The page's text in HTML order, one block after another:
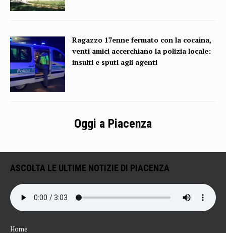
Ragazzo 17enne fermato con la cocaina,
venti amici accerchiano la polizia locale:
insulti e sputi agli agenti
Oggi a Piacenza
ASCOLTA LE ULTIME NOTIZIE DI PIACENZA
Home